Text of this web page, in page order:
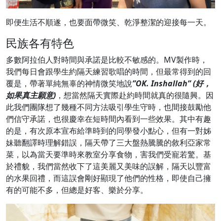
即便生活不順遂，也要面帶微笑、乾淨整潔的迎接每一天。
民族各有特色
多數阿拉伯人對時間與承諾是比較不敏感的。MV製作時，
我們每日會跟學生約隔天練習歌唱的時間，但最常得到的回
覆是，帶著單純無辜的神情微笑地說”OK. Inshallah” (好，
如果真主願意) ，想當然隔天實際赴約時間就真的很隨興。因
此我們團隊想了幾種不同方法吸引學生守時，也間接鼓勵他
們信守承諾，也很慶幸在短時間內看到一些效果。其中有趣
的是，有次原本宣布給準時到的同學發小點心，但有一對姊
妹聽翻譯時理解錯誤，隔天帶了三大盤熱騰騰的敘利亞家常
菜，以為當天要準時來教室分享食物，害我們受寵若驚。基
於禮貌，我們當然收下了這美麗又美味的誤解，隔天以豐富
的水果回禮，而這誤會剛好顯現了他們的性格，即使自己擁
有的可能不多，但總是好客、樂於分享。